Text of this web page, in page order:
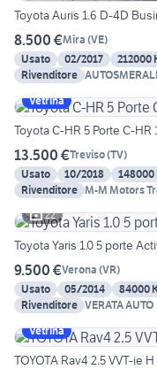
Toyota Auris 1.6 D-4D
8.500 €Mira (VE)
Usato
02/2017 212000
Rivenditore
Vetrina
Toyota C-HR 5 Porte C-
13.500 €Treviso(TV)
Usato
10/2018 148000
Rivenditore M-M Motors
22
Toyota Yaris 1.0 5 porte
9.500 €Verona (VR)
Usato
05/2014 84000
Rivenditore VERATA AUTO
Vetrina
TOYOTA Rav4 2.5 VVT-ie